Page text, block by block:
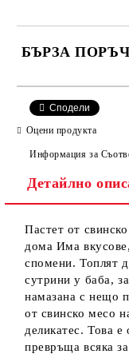
БЪРЗА
Ние ще се свържем с
Сподели
Оцени продукта
Информация за
Детайлно
Пастет от
дома Има
спомени. Топлят
сутрини у баба,
намазана с нещо
от свинско месо
деликатес. Това
превръща всяка